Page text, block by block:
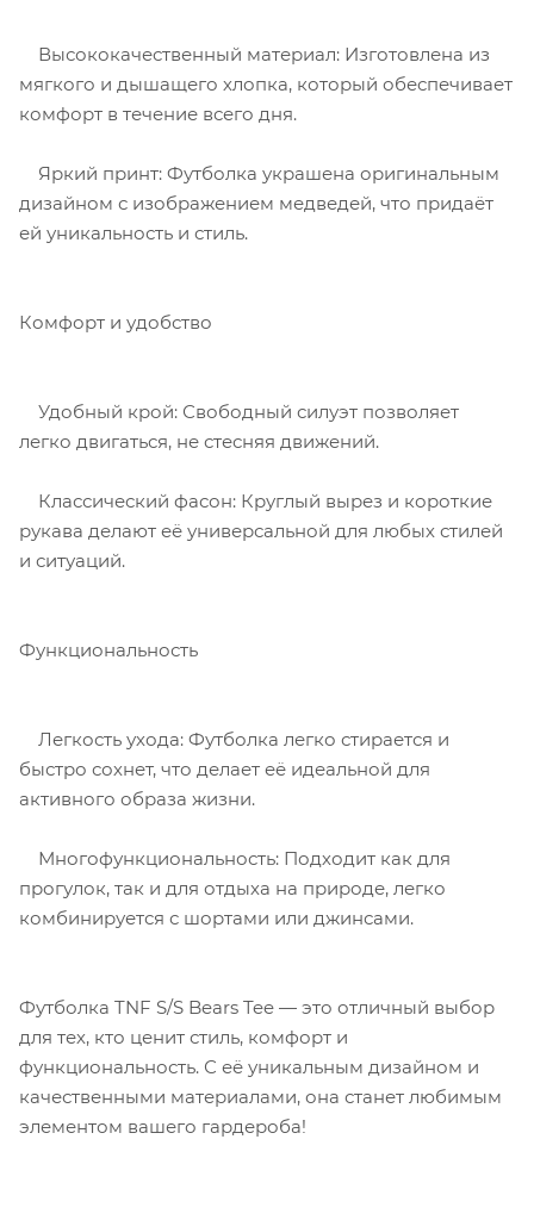
Высококачественный материал: Изготовлена из
мягкого и дышащего хлопка, который обеспечивает
комфорт в течение всего дня.
Яркий принт: Футболка украшена оригинальным
дизайном с изображением медведей, что придаёт
ей уникальность и стиль.
Комфорт и удобство
Удобный крой: Свободный силуэт позволяет
легко двигаться, не стесняя движений.
Классический фасон: Круглый вырез и короткие
рукава делают её универсальной для любых стилей
и ситуаций.
Функциональность
Легкость ухода: Футболка легко стирается и
быстро сохнет, что делает её идеальной для
активного образа жизни.
Многофункциональность: Подходит как для
прогулок, так и для отдыха на природе, легко
комбинируется с шортами или джинсами.
Футболка TNF S/S Bears Tee — это отличный выбор
для тех, кто ценит стиль, комфорт и
функциональность. С её уникальным дизайном и
качественными материалами, она станет любимым
элементом вашего гардероба!